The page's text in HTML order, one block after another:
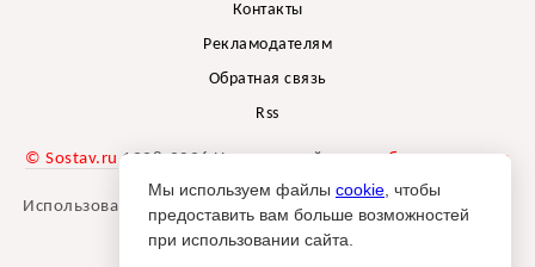
Контакты
Рекламодателям
Обратная связь
Rss
© Sostav.ru 1998-2026 Независимый проектбрендингового
агентства Depot
Использование материалов Sostav.ru допустимо только при
указании источника.
Мы используем файлы cookie , чтобы
предоставить вам больше возможностей
при использовании сайта.